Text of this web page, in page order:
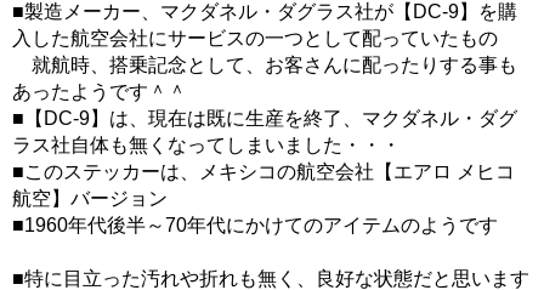
■製造メーカー、マクダネル・ダグラス社が【DC-9】を購
入した航空会社にサービスの一つとして配っていたもの
就航時、搭乗記念として、お客さんに配ったりする事も
あったようです＾＾
■【DC-9】は、現在は既に生産を終了、マクダネル・ダグ
ラス社自体も無くなってしまいました・・・
■このステッカーは、メキシコの航空会社【エアロ メヒコ
航空】バージョン
■1960年代後半～70年代にかけてのアイテムのようです
■特に目立った汚れや折れも無く、良好な状態だと思います